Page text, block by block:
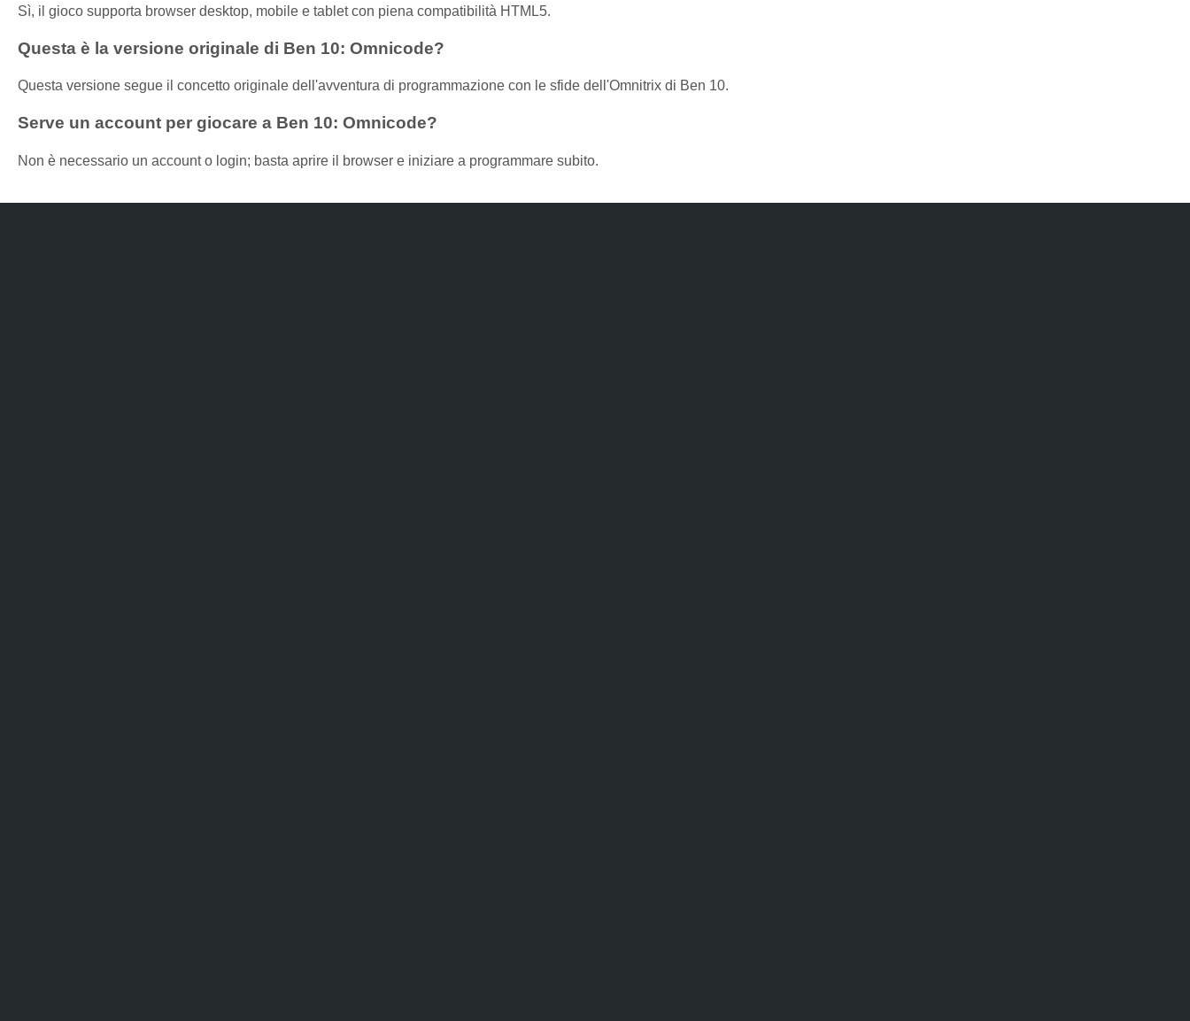
Sì, il gioco supporta browser desktop, mobile e tablet con piena compatibilità HTML5.
Questa è la versione originale di Ben 10: Omnicode?
Questa versione segue il concetto originale dell'avventura di programmazione con le sfide dell'Omnitrix di Ben 10.
Serve un account per giocare a Ben 10: Omnicode?
Non è necessario un account o login; basta aprire il browser e iniziare a programmare subito.